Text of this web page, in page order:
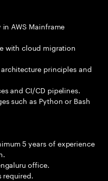
AWS Mainframe
with cloud migration
principles and
and CI/CD pipelines.
such as Python or Bash
5 years of experience
office.
required.